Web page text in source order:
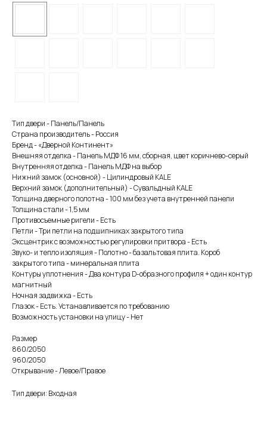
Тип двери - Панель/Панель
Страна производитель - Россия
Бренд - «Дверной Континент»
Внешняя отделка - Панель МДФ 16 мм, сборная, цвет коричнево-серый
Внутренняя отделка - Панель МДФ на выбор
Нижний замок (основной) - Цилиндровый KALE
Верхний замок (дополнительный) - Сувальдный KALE
Толщина дверного полотна - 100 мм без учета внутренней панели
Толщина стали - 1,5 мм
Противосъемные ригели - Есть
Петли - Три петли на подшипниках закрытого типа
Эксцентрик с возможностью регулировки притвора - Есть
Звуко- и тепло изоляция - Полотно - базальтовая плита. Короб
закрытого типа - минеральная плита
Контуры уплотнения - Два контура D-образного профиля + один контур
магнитный
Ночная задвижка - Есть
Глазок - Есть. Устанавливается по требованию
Возможность установки на улицу - Нет
Размер
860/2050
960/2050
Открывание - Левое/Правое
Тип двери: Входная